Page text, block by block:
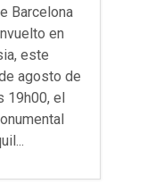
Barcelona
en
este
agosto de
19h00, el